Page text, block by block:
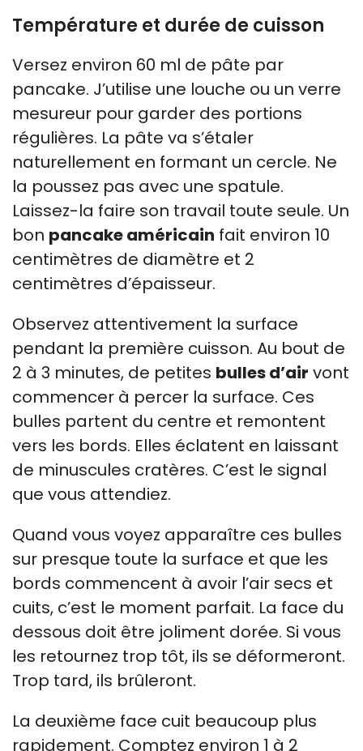
Température et durée de cuisson
Versez environ 60 ml de pâte par
pancake. J’utilise une louche ou un verre
mesureur pour garder des portions
régulières. La pâte va s’étaler
naturellement en formant un cercle. Ne
la poussez pas avec une spatule.
Laissez-la faire son travail toute seule. Un
bon pancake américain fait environ 10
centimètres de diamètre et 2
centimètres d’épaisseur.
Observez attentivement la surface
pendant la première cuisson. Au bout de
2 à 3 minutes, de petites bulles d’air vont
commencer à percer la surface. Ces
bulles partent du centre et remontent
vers les bords. Elles éclatent en laissant
de minuscules cratères. C’est le signal
que vous attendiez.
Quand vous voyez apparaître ces bulles
sur presque toute la surface et que les
bords commencent à avoir l’air secs et
cuits, c’est le moment parfait. La face du
dessous doit être joliment dorée. Si vous
les retournez trop tôt, ils se déformeront.
Trop tard, ils brûleront.
La deuxième face cuit beaucoup plus
rapidement. Comptez environ 1 à 2